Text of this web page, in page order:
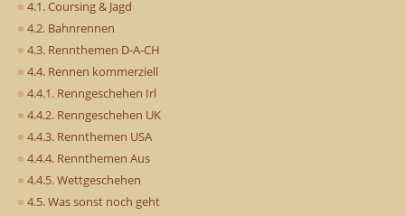
4.1. Coursing & Jagd
4.2. Bahnrennen
4.3. Rennthemen D-A-CH
4.4. Rennen kommerziell
4.4.1. Renngeschehen Irl
4.4.2. Renngeschehen UK
4.4.3. Rennthemen USA
4.4.4. Rennthemen Aus
4.4.5. Wettgeschehen
4.5. Was sonst noch geht